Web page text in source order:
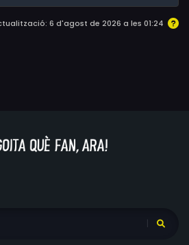
6 d'agost de 2026 a les 01:24